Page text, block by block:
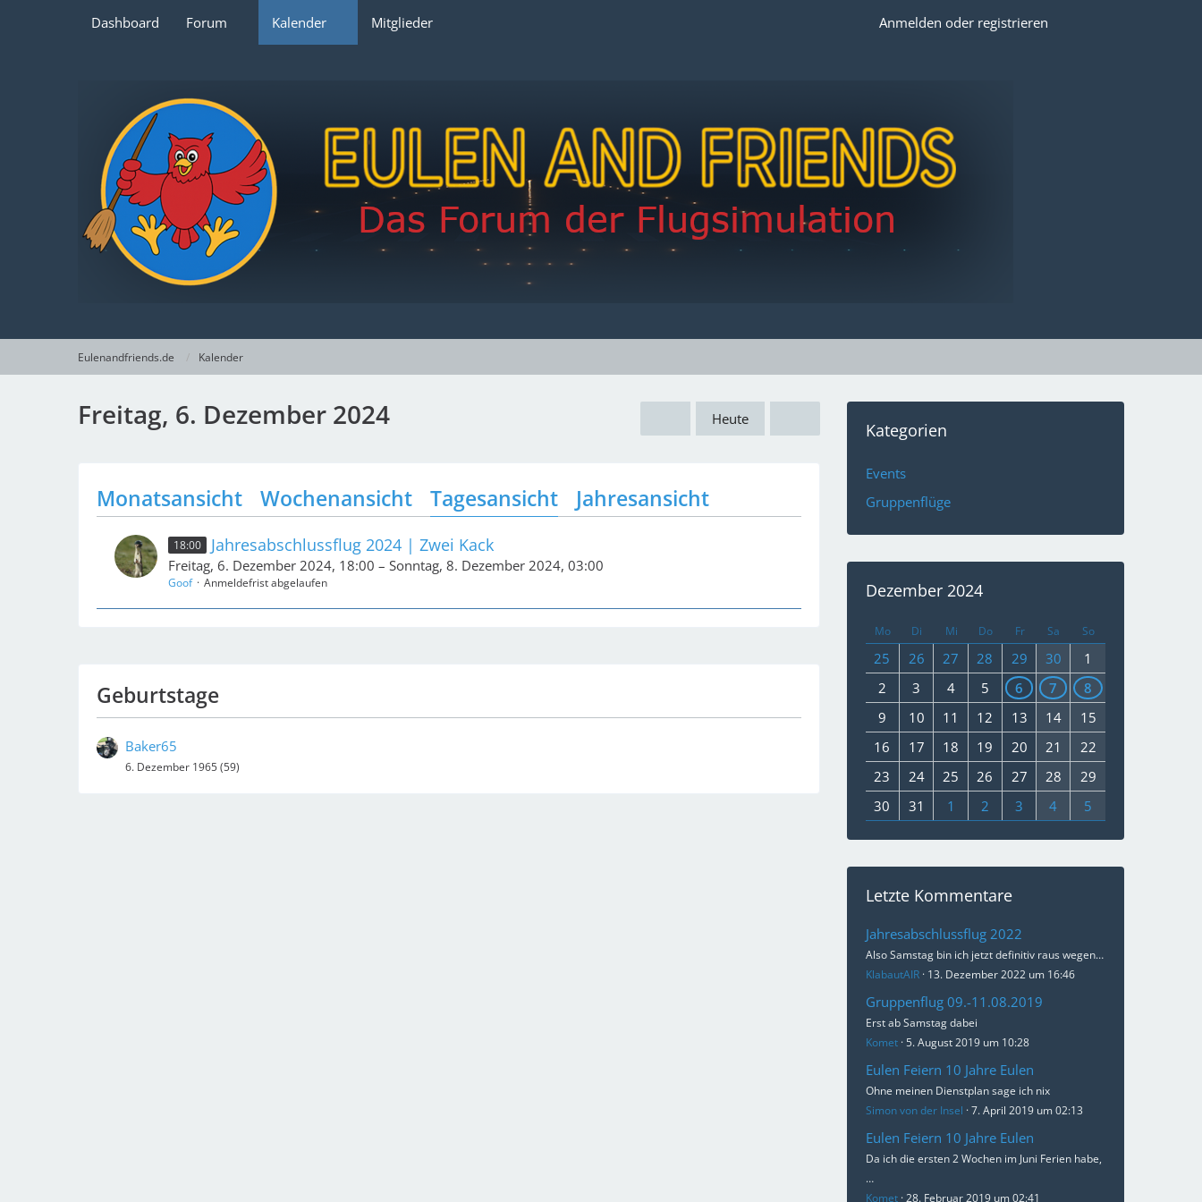
Dashboard Forum Kalender Mitglieder Anmelden oder registrieren
Eulenandfriends.de Kalender
Freitag, 6. Dezember 2024 Heute
Monatsansicht Wochenansicht Tagesansicht Jahresansicht
18:00 Jahresabschlussflug 2024 | Zwei Kack
Freitag, 6. Dezember 2024, 18:00 – Sonntag, 8. Dezember 2024, 03:00
Goof Anmeldefrist abgelaufen
Geburtstage
Baker65
6. Dezember 1965 (59)
Kategorien
Events
Gruppenflüge
Dezember 2024
Mo Di Mi Do Fr Sa So
25 26 27 28 29 30
1
2
3 4 5 6 7
8
9
10 11 12 13 14
15
16
17 18 19 20 21
22
23
24 25 26 27 28
29
30
31 1 2 3 4 5
Letzte Kommentare
Jahresabschlussflug 2022
Also Samstag bin ich jetzt definitiv raus wegen…
KlabautAIR
13. Dezember 2022 um 16:46
Gruppenflug 09.-11.08.2019
Erst ab Samstag dabei
Komet 5. August 2019 um 10:28
Eulen Feiern 10 Jahre Eulen
Ohne meinen Dienstplan sage ich nix
Simon von der Insel 7. April 2019 um 02:13
Eulen Feiern 10 Jahre Eulen
Da ich die ersten 2 Wochen im Juni Ferien habe,
…
Komet 28. Februar 2019 um 02:41